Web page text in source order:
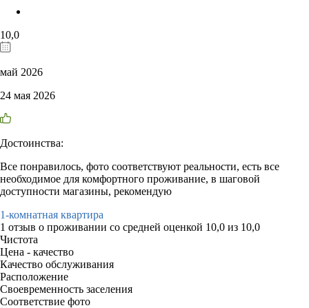
10,0
май 2026
24 мая 2026
Достоинства:
Все понравилось, фото соответствуют реальности, есть все
необходимое для комфортного проживание, в шаговой
доступности магазины, рекомендую
1-комнатная квартира
1 отзыв о проживании со средней оценкой 10,0 из 10,0
Чистота
Цена - качество
Качество обслуживания
Расположение
Своевременность заселения
Соответствие фото